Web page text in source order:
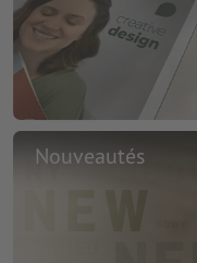
Nouveautés